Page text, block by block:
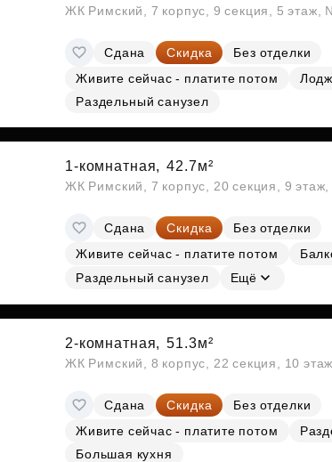
ЖК Римский, 7 корпус, 9 секция, 5 этаж,
Сдана Скидка
Без отделки
Живите сейчас - платите потом
Раздельный санузел
1-комнатная, 42.7м²
ЖК Римский, 7 корпус, 20 секция, 9
Сдана Скидка
Без отделки
Живите сейчас - платите потом
Раздельный санузел
Ещё
2-комнатная, 51.3м²
ЖК Римский, 8 корпус, 22 секция, 10
Сдана Скидка
Без отделки
Живите сейчас - платите потом
Большая кухня